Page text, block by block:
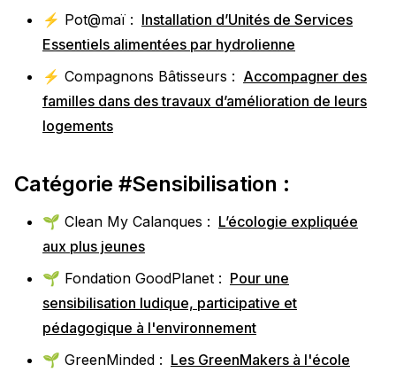
⚡️ Pot@maï : Installation d’Unités de Services
Essentiels alimentées par hydrolienne
⚡️ Compagnons Bâtisseurs : Accompagner des
familles dans des travaux d’amélioration de leurs
logements
Catégorie #Sensibilisation :
🌱 Clean My Calanques : L’écologie expliquée
aux plus jeunes
🌱 Fondation GoodPlanet : Pour une
sensibilisation ludique, participative et
pédagogique à l'environnement
🌱 GreenMinded : Les GreenMakers à l'école